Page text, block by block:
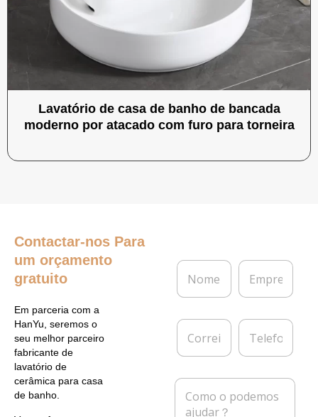
Lavatório de casa de banho de bancada
moderno por atacado com furo para torneira
Contactar-nos Para
um orçamento
gratuito
Em parceria com a
HanYu, seremos o
seu melhor parceiro
fabricante de
lavatório de
cerâmica para casa
de banho.
N
m
*
E
p
e
C
r
e
T
l
f
o
n
M